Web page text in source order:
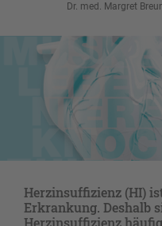
Dr. med. Margret
Herzinsuffizienz (HI)
Erkrankung. Deshalb
Herzinsuffizienz